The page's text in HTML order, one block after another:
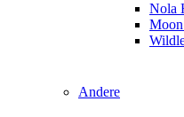
Nola
Andere